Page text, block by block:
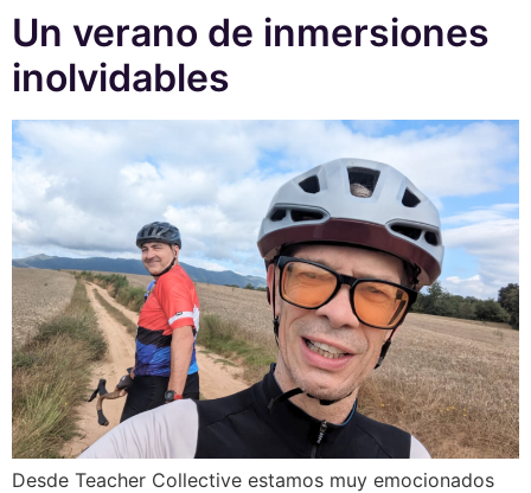
Un verano de inmersiones
inolvidables
Desde Teacher Collective estamos muy emocionados